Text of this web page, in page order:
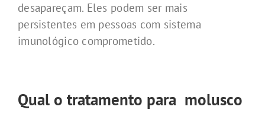
desapareçam. Eles podem ser mais
persistentes em pessoas com sistema
imunológico comprometido.
Qual o tratamento para molusco